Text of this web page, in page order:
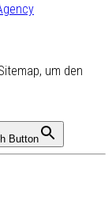
um den
Button